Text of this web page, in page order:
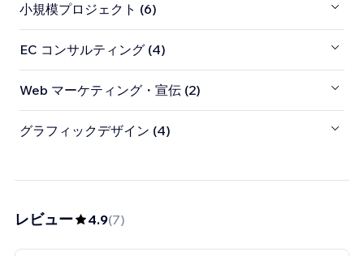
小規模プロジェクト (6)
EC コンサルティング (4)
Web マーケティング・宣伝 (2)
グラフィックデザイン (4)
レビュー 4.9(7)